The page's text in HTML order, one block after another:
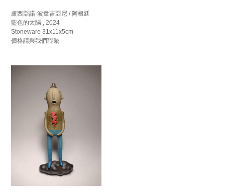
盧西亞諾·波韋吉亞尼 / 阿根廷
藍色的太陽 , 2024
Stoneware 31x11x5cm
價格請與我們聯繫